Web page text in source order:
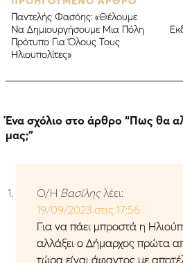
Παντελής Φασόης: «Θέλουμε
Να Δημιουργήσουμε Μια Πόλη
Πρότυπο Για Όλους Τους
Ηλιουπολίτες»
Ένα σχόλιο στο άρθρο “Πως θα
μας;”
Ο/Η Βασίλης λέει:
19/09/2023 στις 17:56
Για να πάει μπροστά η
αλλάξει ο Δήμαρχος πρώτα
τώρα είναι άφαντος με